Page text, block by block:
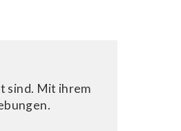
sind. Mit ihrem